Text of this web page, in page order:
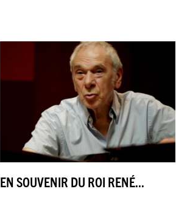
EN SOUVENIR DU ROI RENÉ...